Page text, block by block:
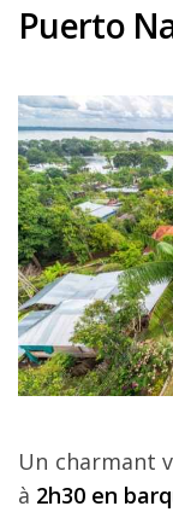
Puerto
Un charmant
à 2h30 en